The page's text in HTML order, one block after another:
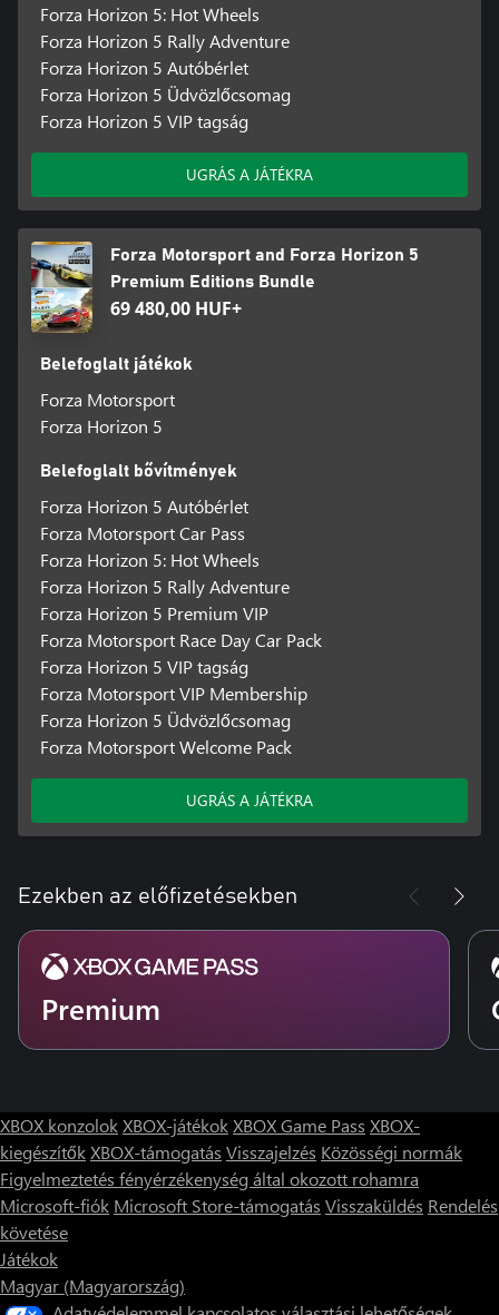
Forza Horizon 5: Hot Wheels
Forza Horizon 5 Rally Adventure
Forza Horizon 5 Autóbérlet
Forza Horizon 5 Üdvözlőcsomag
Forza Horizon 5 VIP tagság
UGRÁS A JÁTÉKRA
Forza Motorsport and Forza Horizon 5
Premium Editions Bundle
69 480,00 HUF+
Belefoglalt játékok
Forza Motorsport
Forza Horizon 5
Belefoglalt bővítmények
Forza Horizon 5 Autóbérlet
Forza Motorsport Car Pass
Forza Horizon 5: Hot Wheels
Forza Horizon 5 Rally Adventure
Forza Horizon 5 Premium VIP
Forza Motorsport Race Day Car Pack
Forza Horizon 5 VIP tagság
Forza Motorsport VIP Membership
Forza Horizon 5 Üdvözlőcsomag
Forza Motorsport Welcome Pack
UGRÁS A JÁTÉKRA
Ezekben az előfizetésekben
Premium
XBOX konzolokXBOX-játékokXBOX Game Pass XBOX-
kiegészítőkXBOX-támogatás Visszajelzés Közösségi normák
Figyelmeztetés fényérzékenység által okozott rohamra
Microsoft-fiók Microsoft Store-támogatás Visszaküldés Rendelés
követése
Játékok
Magyar (Magyarország)